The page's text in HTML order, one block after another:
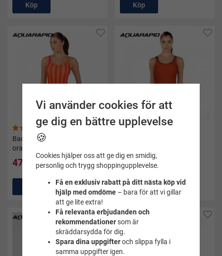
Köp Köp
Baddräkt dam Amy stripe
orange - Aquarapid
479 kr 599 kr 479 kr 599 kr
Köp
Nyhet
Vi använder cookies för att
ge dig en bättre upplevelse
🍪
Cookies hjälper oss att ge dig en smidig,
personlig och trygg shoppingupplevelse.
Få en exklusiv rabatt på ditt nästa köp vid
hjälp med omdöme– bara för att vi gillar
att ge lite extra!
Få relevanta erbjudanden och
rekommendationersom är
skräddarsydda för dig.
Spara dina uppgifteroch slippa fylla i
samma uppgifter igen.